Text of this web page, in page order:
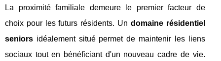
La proximité familiale demeure le premier facteur de
choix pour les futurs résidents. Un domaine résidentiel
seniors idéalement situé permet de maintenir les liens
sociaux tout en bénéficiant d'un nouveau cadre de vie.